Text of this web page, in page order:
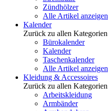
Zündhölzer
Alle Artikel anzeigen
Kalender
Zurück zu allen Kategorien
Bürokalender
Kalender
Taschenkalender
Alle Artikel anzeigen
Kleidung & Accessoires
Zurück zu allen Kategorien
Arbeitskleidung
Armbänder